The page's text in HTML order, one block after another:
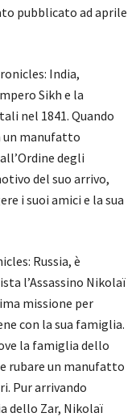
pubblicato ad aprile
India,
Sikh e la
nel 1841. Quando
un manufatto
degli
del suo arrivo,
i suoi amici e la sua
Russia, è
l’Assassino Nikolaï
missione per
con la sua famiglia.
la famiglia dello
rubare un manufatto
Pur arrivando
dello Zar, Nikolaï